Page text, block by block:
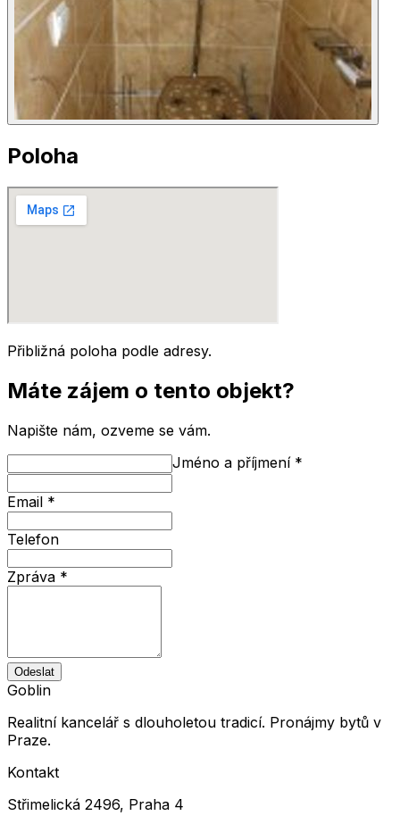
Poloha
Přibližná poloha podle adresy.
Máte zájem o tento objekt?
Napište nám, ozveme se vám.
Jméno a příjmení*
Email *
Telefon
Zpráva *
Odeslat
Goblin
Realitní kancelář s dlouholetou tradicí. Pronájmy bytů v
Praze.
Kontakt
Střimelická 2496, Praha 4